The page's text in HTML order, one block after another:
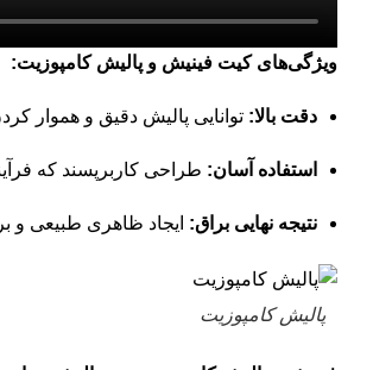
ویژگی‌های کیت فینیش و پالیش کامپوزیت:
دقت بالا: توانایی پالیش دقیق و هموار
استفاده آسان: طراحی کاربرپسند که
نتیجه نهایی براق: ایجاد ظاهری طبیعی و
پالیش کامپوزیت